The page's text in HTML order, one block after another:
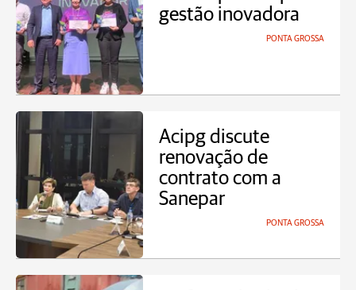
gestão inovadora
PONTA GROSSA
Acipg discute
renovação de
contrato com a
Sanepar
PONTA GROSSA